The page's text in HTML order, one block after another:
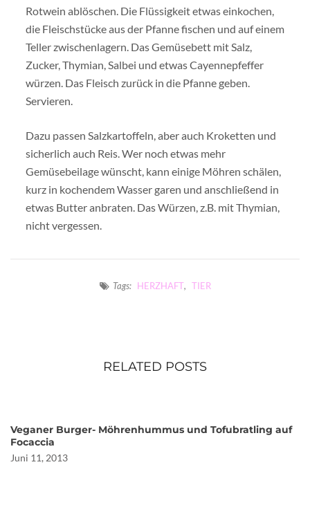
Rotwein ablöschen. Die Flüssigkeit etwas einkochen,
die Fleischstücke aus der Pfanne fischen und auf einem
Teller zwischenlagern. Das Gemüsebett mit Salz,
Zucker, Thymian, Salbei und etwas Cayennepfeffer
würzen. Das Fleisch zurück in die Pfanne geben.
Servieren.
Dazu passen Salzkartoffeln, aber auch Kroketten und
sicherlich auch Reis. Wer noch etwas mehr
Gemüsebeilage wünscht, kann einige Möhren schälen,
kurz in kochendem Wasser garen und anschließend in
etwas Butter anbraten. Das Würzen, z.B. mit Thymian,
nicht vergessen.
Tags: HERZHAFT, TIER
RELATED POSTS
Veganer Burger- Möhrenhummus und Tofubratling auf
Focaccia
Juni 11, 2013